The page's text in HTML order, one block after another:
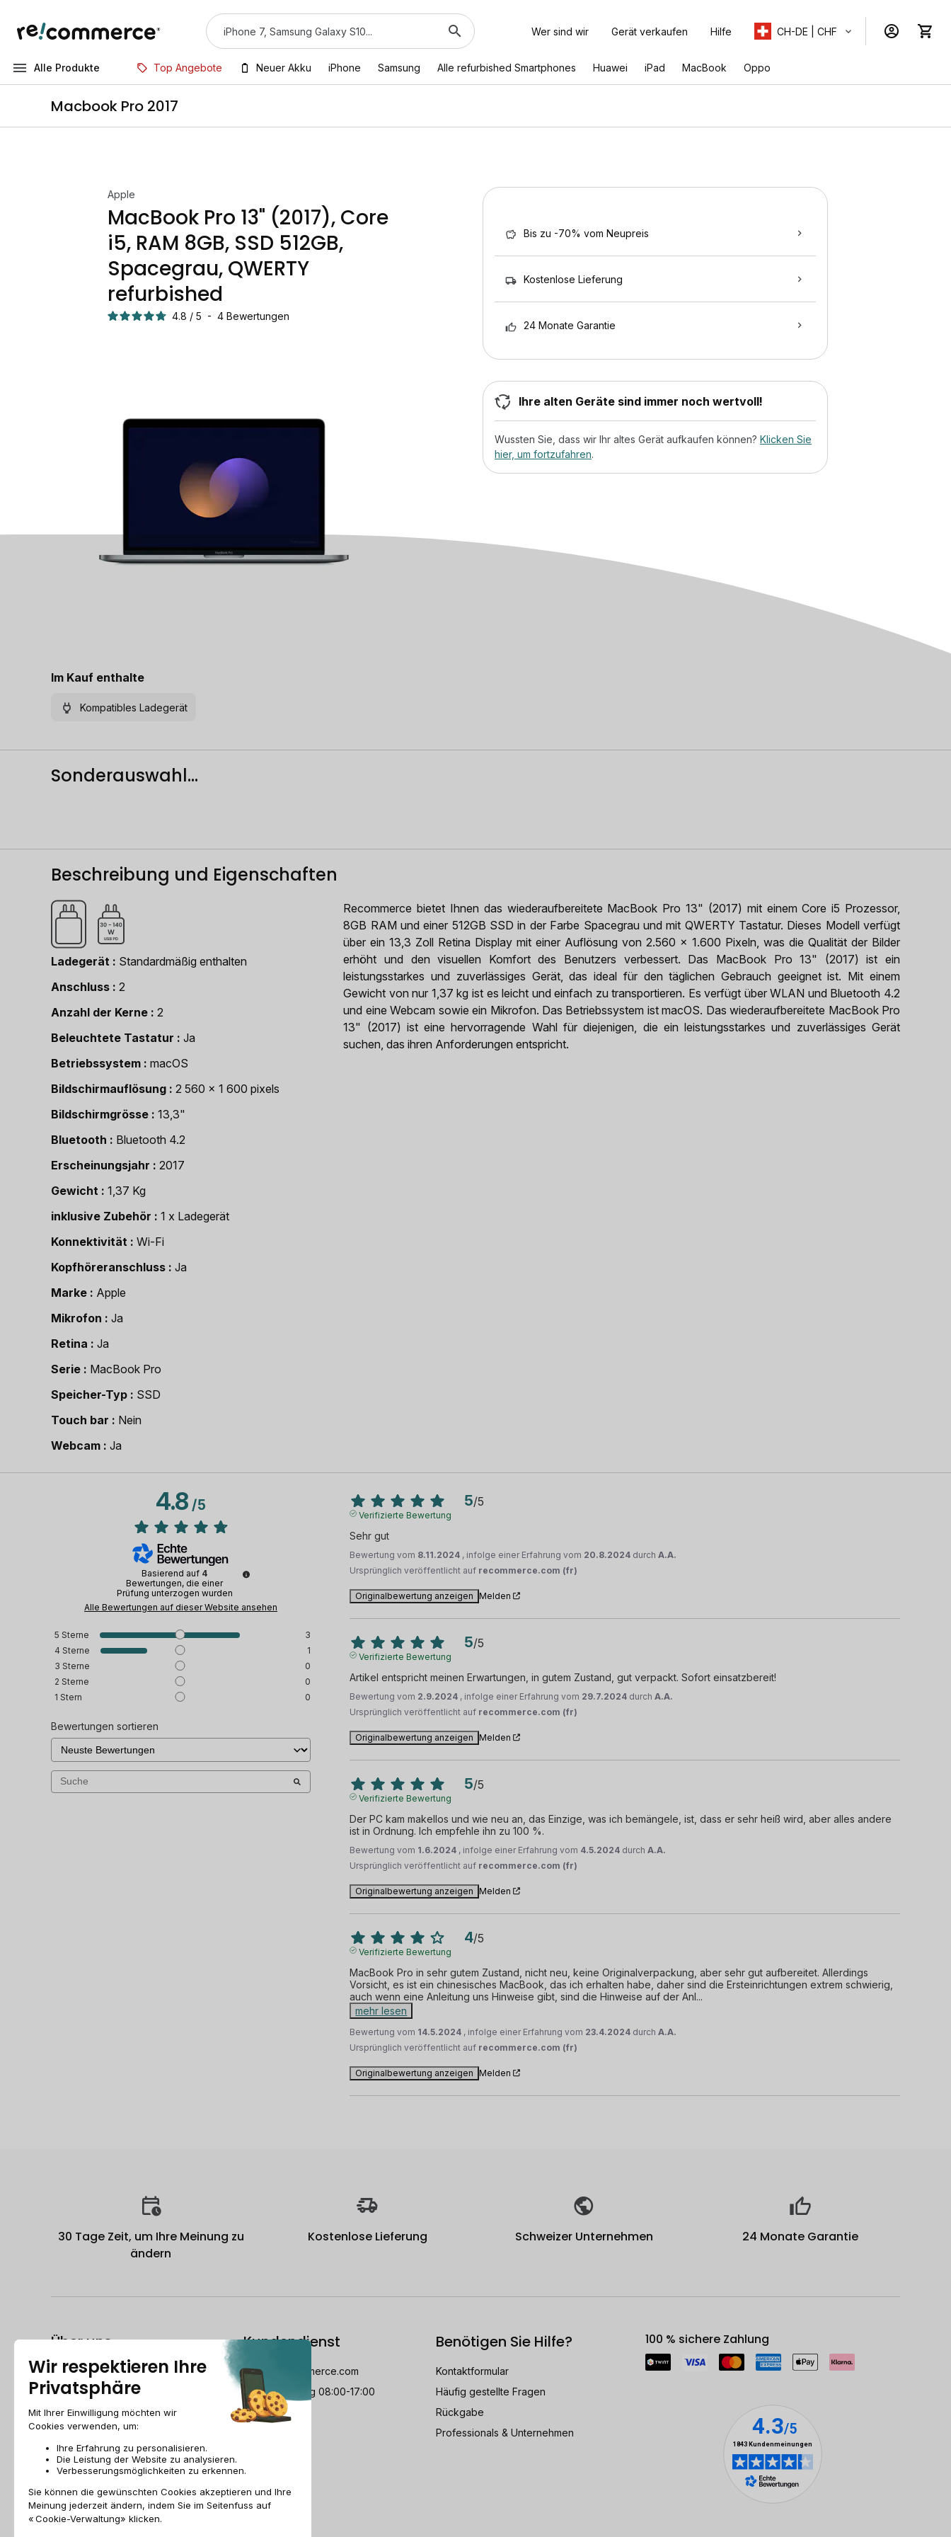
Wer sind wir Gerät verkaufen Hilfe CH-DE | CHF
Alle Produkte Top Angebote Neuer Akku iPhone Samsung Alle refurbished Smartphones Huawei iPad MacBook Oppo
Macbook Pro 2017
Apple
MacBook Pro 13" (2017), Core
i5, RAM 8GB, SSD 512GB,
Spacegrau, QWERTY
refurbished
4.8 / 5 - 4 Bewertungen
Im Kauf enthalte
Kompatibles Ladegerät
Bis zu -70% vom Neupreis
Kostenlose Lieferung
24 Monate Garantie
Ihre alten Geräte sind immer noch wertvoll!
Wussten Sie, dass wir Ihr altes Gerät aufkaufen können? Klicken Sie
hier, um fortzufahren.
Sonderauswahl...
Beschreibung und Eigenschaften
Ladegerät
Standardmäßig enthalten
Anschluss
2
Anzahl der Kerne
2
Beleuchtete Tastatur
Ja
Betriebssystem
macOS
Bildschirmauflösung
2 560 x 1 600 pixels
Bildschirmgrösse
13,3"
Bluetooth
Bluetooth 4.2
Erscheinungsjahr
2017
Gewicht
1,37 Kg
inklusive Zubehör
1 x Ladegerät
Konnektivität
Wi-Fi
Kopfhöreranschluss
Ja
Marke
Apple
Mikrofon
Ja
Retina
Ja
Serie
MacBook Pro
Speicher-Typ
SSD
Touch bar
Nein
Webcam
Ja
Recommerce bietet Ihnen das wiederaufbereitete MacBook Pro 13" (2017) mit einem Core i5 Prozessor,
8GB RAM und einer 512GB SSD in der Farbe Spacegrau und mit QWERTY Tastatur. Dieses Modell verfügt
über ein 13,3 Zoll Retina Display mit einer Auflösung von 2.560 x 1.600 Pixeln, was die Qualität der Bilder
erhöht und den visuellen Komfort des Benutzers verbessert. Das MacBook Pro 13" (2017) ist ein
leistungsstarkes und zuverlässiges Gerät, das ideal für den täglichen Gebrauch geeignet ist. Mit einem
Gewicht von nur 1,37 kg ist es leicht und einfach zu transportieren. Es verfügt über WLAN und Bluetooth 4.2
und eine Webcam sowie ein Mikrofon. Das Betriebssystem ist macOS. Das wiederaufbereitete MacBook Pro
13" (2017) ist eine hervorragende Wahl für diejenigen, die ein leistungsstarkes und zuverlässiges Gerät
suchen, das ihren Anforderungen entspricht.
4.8/5
Basierend auf 4
Bewertungen, die einer
Prüfung unterzogen wurden
Alle Bewertungen auf dieser Website ansehen
5 Sterne
3
4 Sterne
1
3 Sterne
0
2 Sterne
0
1 Stern 0
Bewertungen sortieren
5/5
Verifizierte Bewertung
Sehr gut
Bewertung vom 8.11.2024 , infolge einer Erfahrung vom 20.8.2024 durchA.A.
Ursprünglich veröffentlicht auf recommerce.com (fr)
Originalbewertung anzeigen Melden
5/5
Verifizierte Bewertung
Artikel entspricht meinen Erwartungen, in gutem Zustand, gut verpackt. Sofort einsatzbereit!
Bewertung vom 2.9.2024 , infolge einer Erfahrung vom 29.7.2024 durchA.A.
Ursprünglich veröffentlicht auf recommerce.com (fr)
Originalbewertung anzeigen Melden
5/5
Verifizierte Bewertung
Der PC kam makellos und wie neu an, das Einzige, was ich bemängele, ist, dass er sehr heiß wird, aber alles andere
ist in Ordnung. Ich empfehle ihn zu 100 %.
Bewertung vom 1.6.2024 , infolge einer Erfahrung vom 4.5.2024 durchA.A.
Ursprünglich veröffentlicht auf recommerce.com (fr)
Originalbewertung anzeigen Melden
4/5
Verifizierte Bewertung
MacBook Pro in sehr gutem Zustand, nicht neu, keine Originalverpackung, aber sehr gut aufbereitet. Allerdings
Vorsicht, es ist ein chinesisches MacBook, das ich erhalten habe, daher sind die Ersteinrichtungen extrem schwierig,
auch wenn eine Anleitung uns Hinweise gibt, sind die Hinweise auf der Anl...
mehr lesen
Bewertung vom 14.5.2024 , infolge einer Erfahrung vom 23.4.2024 durchA.A.
Ursprünglich veröffentlicht auf recommerce.com (fr)
Originalbewertung anzeigen Melden
30 Tage Zeit, um Ihre Meinung zu
ändern
Kostenlose Lieferung Schweizer Unternehmen 24 Monate Garantie
Über uns
Der Refurbished-Leitfaden
Wer ist Recommerce®?
Wie bereitet Recommerce® Swiss
Ihre Geräte wieder auf?
Recommerce group
Jobs
Kundendienst
dech@recommerce.com
Montag-Freitag 08:00-17:00
Benötigen Sie Hilfe?
Kontaktformular
Häufig gestellte Fragen
Rückgabe
Professionals & Unternehmen
100 % sichere Zahlung